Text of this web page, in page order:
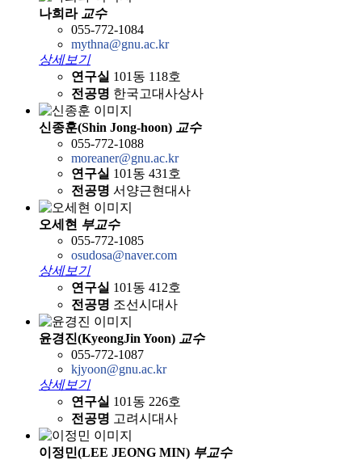
나희라 교수
055-772-1084
mythna@gnu.ac.kr
상세보기
연구실 101동 118호
전공명 한국고대사상사
신종훈(Shin Jong-hoon) 교수
055-772-1088
moreaner@gnu.ac.kr
연구실 101동 431호
전공명 서양근현대사
오세현 부교수
055-772-1085
osudosa@naver.com
상세보기
연구실 101동 412호
전공명 조선시대사
윤경진(KyeongJin Yoon) 교수
055-772-1087
kjyoon@gnu.ac.kr
상세보기
연구실 101동 226호
전공명 고려시대사
이정민(LEE JEONG MIN) 부교수